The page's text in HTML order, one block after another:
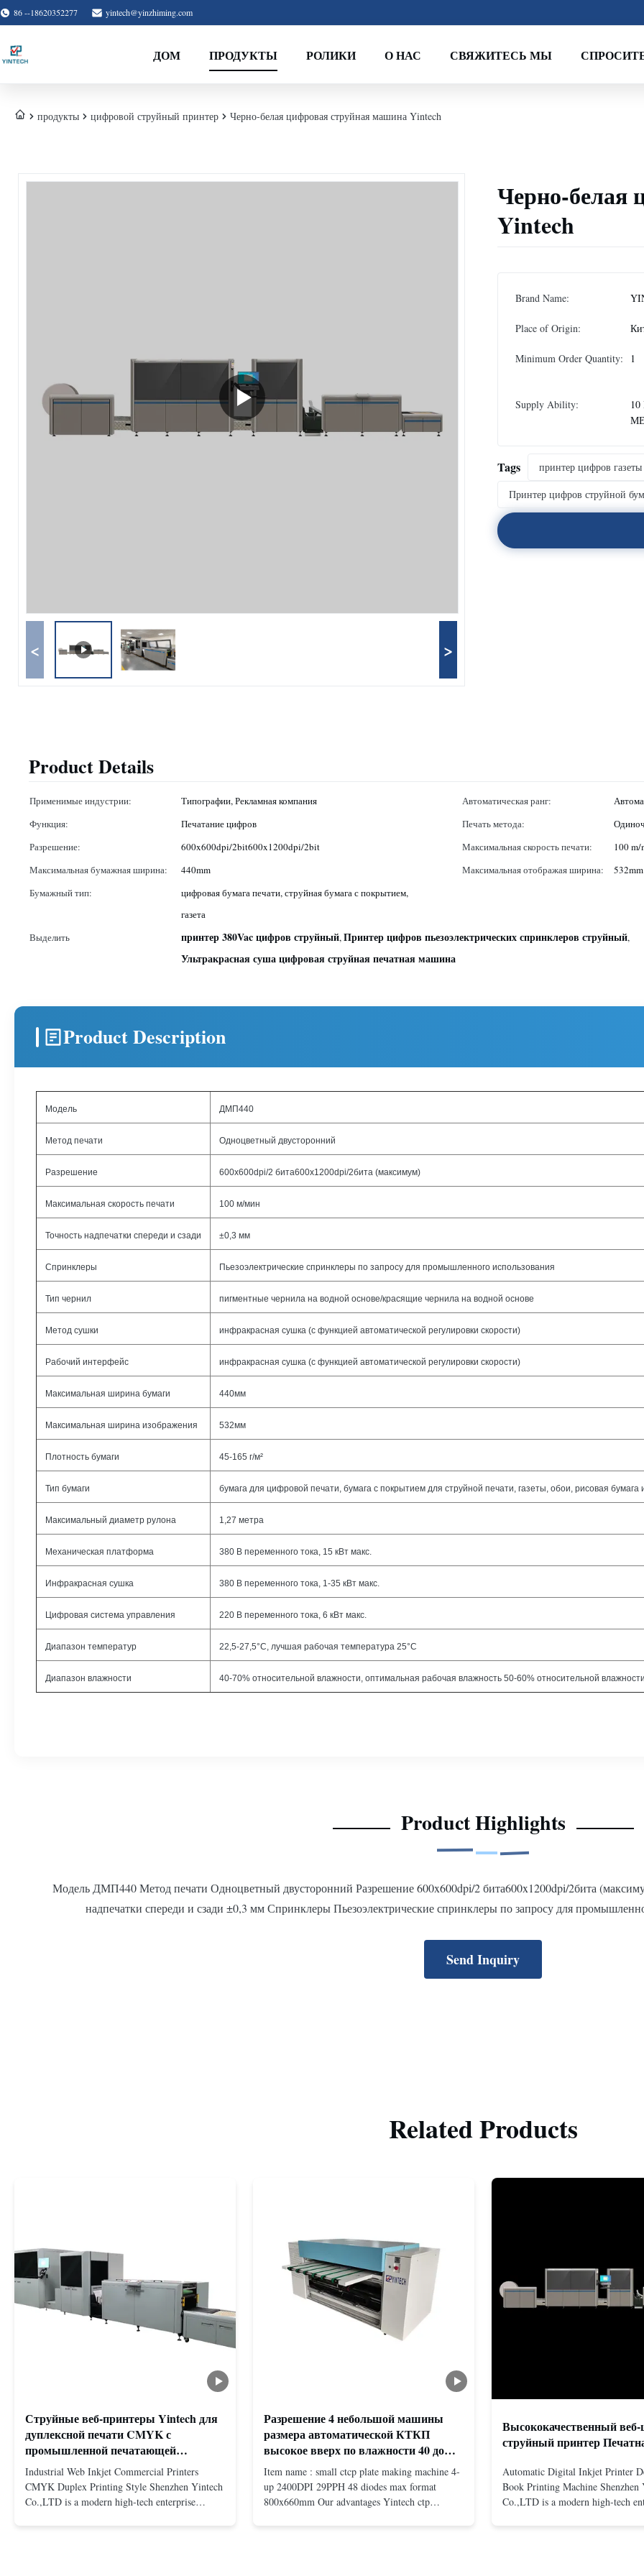
86 --18620352277 yintech@yinzhiming.com
ДОМ ПРОДУКТЫ РОЛИКИ О НАС СВЯЖИТЕСЬ МЫ
продукты цифровой струйный принтер Черно-белая цифровая струйная машина Yintech
< >
Черно-белая
Yintech
Brand Name:
Place of Origin:
Minimum Order Quantity: 1
Supply Ability:
Tags принтер цифров
Принтер цифров струйной
Product Details
Применимые индустрии: Типографии, Рекламная компания Автоматическая ранг:
Функция:
Печатание цифров Печать метода:
Разрешение:
600x600dpi/2bit600x1200dpi/2bit Максимальная скорость печати:
100 m/
Максимальная бумажная ширина:
440mm Максимальная отображая ширина:
532mm
Бумажный тип:
цифровая бумага печати, струйная бумага с покрытием,
газета
Выделить
принтер 380Vac цифров струйный,Принтер цифров пьезоэлектрических спринклеров струйный,
Ультракрасная суша цифровая струйная печатная машина
Product Description
Модель ДМП440
Метод печати Одноцветный двусторонний
Разрешение 600x600dpi/2 бита600x1200dpi/2бита (максимум)
Максимальная скорость печати 100 м/мин
Точность надпечатки спереди и сзади ±0,3 мм
Спринклеры Пьезоэлектрические спринклеры по запросу для промышленного использования
Тип чернил пигментные чернила на водной основе/красящие чернила на водной основе
Метод сушки инфракрасная сушка (с функцией автоматической регулировки скорости)
Рабочий интерфейс инфракрасная сушка (с функцией автоматической регулировки скорости)
Максимальная ширина бумаги 440мм
Максимальная ширина изображения 532мм
Плотность бумаги 45-165 г/м²
Тип бумаги бумага для цифровой печати, бумага с покрытием для струйной печати, газеты, обои, рисовая бумага
Максимальный диаметр рулона 1,27 метра
Механическая платформа 380 В переменного тока, 15 кВт макс.
Инфракрасная сушка 380 В переменного тока, 1-35 кВт макс.
Цифровая система управления 220 В переменного тока, 6 кВт макс.
Диапазон температур 22,5-27,5°C, лучшая рабочая температура 25°C
Диапазон влажности 40-70% относительной влажности, оптимальная рабочая влажность 50-60% относительной влажности
Product Highlights
Модель ДМП440 Метод печати Одноцветный двусторонний Разрешение 600x600dpi/2 бита600x1200dpi/2бита
надпечатки спереди и сзади ±0,3 мм Спринклеры Пьезоэлектрические спринклеры по запросу для
Send Inquiry
Related Products
Струйные веб-принтеры Yintech для
дуплексной печати CMYK с
промышленной печатающей
головкой
Industrial Web Inkjet Commercial Printers
CMYK Duplex Printing Style Shenzhen Yintech
Co.,LTD is a modern high-tech enterprise
Разрешение 4 небольшой машины
размера автоматической КТКП
высокое вверх по влажности 40 до
80%
Item name : small ctcp plate making machine 4-
up 2400DPI 29PPH 48 diodes max format
800x660mm Our advantages Yintech ctp
Высококачественный
струйный принтер
Automatic Digital Inkjet Printer
Book Printing Machine Shenzhen
Co.,LTD is a modern high-tech